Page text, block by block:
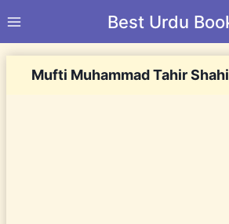
to
Best Urdu
Mufti Muhammad Tahir